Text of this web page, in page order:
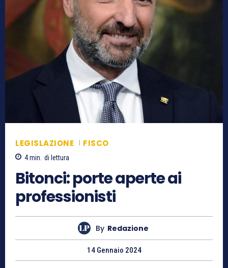
LEGISLAZIONE FISCO
4min. di lettura
Bitonci: porte aperte ai
professionisti
By Redazione
14 Gennaio 2024